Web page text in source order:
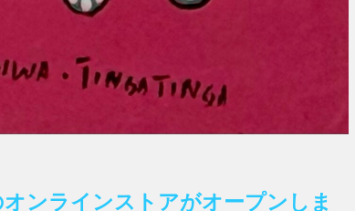
ンラインストアがオープンしま